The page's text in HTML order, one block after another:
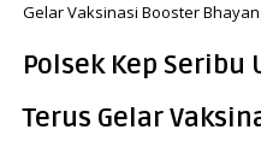
Gelar Vaksinasi Booster
Polsek Kep Seribu
Terus Gelar